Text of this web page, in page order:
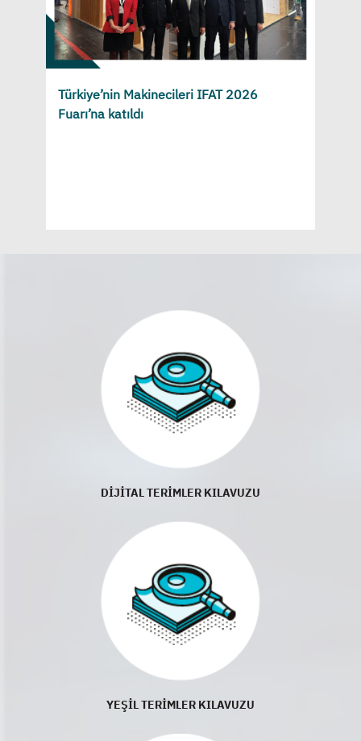
Türkiye’nin Makinecileri IFAT 2026
Fuarı’na katıldı
DİJİTAL TERİMLER KILAVUZU
YEŞİL TERİMLER KILAVUZU